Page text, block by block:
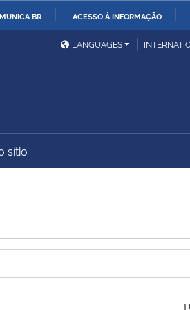
BR ACESSO À INFORMAÇÃO
Ministério das Relações
ExterioresLANGUAGES
sítio